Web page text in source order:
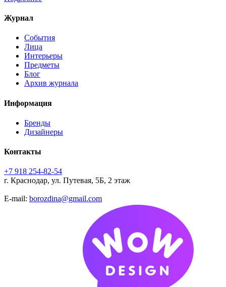
Журнал
События
Лица
Интерьеры
Предметы
Блог
Архив журнала
Информация
Бренды
Дизайнеры
Контакты
+7 918 254-82-54
г. Краснодар, ул. Путевая, 5Б, 2 этаж
E-mail: borozdina@gmail.com